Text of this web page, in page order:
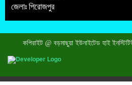
জেলাঃ পিরোজপুর
কপিরাইট @ বড়মাছুয়া ইউনাইটেড হাই